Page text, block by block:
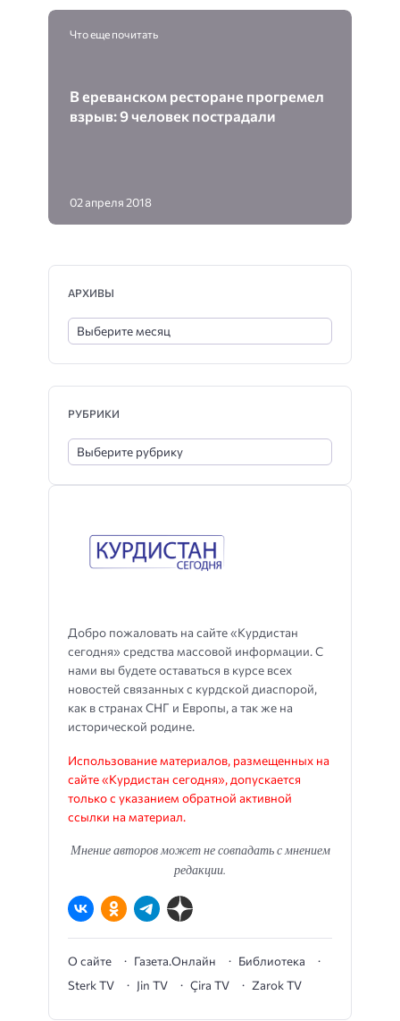
Что еще почитать
В ереванском ресторане прогремел
взрыв: 9 человек пострадали
02 апреля 2018
Добро пожаловать на сайте «Курдистан
сегодня» средства массовой информации. С
нами вы будете оставаться в курсе всех
новостей связанных с курдской диаспорой,
как в странах СНГ и Европы, а так же на
исторической родине.
Использование материалов, размещенных на
сайте «Курдистан сегодня», допускается
только с указанием обратной активной
ссылки на материал.
Мнение авторов может не совпадать с мнением
редакции.
О сайте Газета.Онлайн
Библиотека
Sterk TV
Jin TV Çira TV Zarok TV
АРХИВЫ
РУБРИКИ